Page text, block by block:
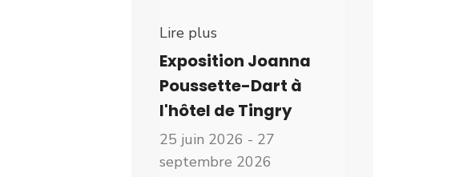
Lire plus
Exposition Joanna
Poussette-Dart à
l'hôtel de Tingry
25 juin 2026 - 27
septembre 2026